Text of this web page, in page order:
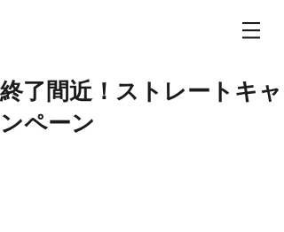
終了間近！ストレートキャ
ンペーン